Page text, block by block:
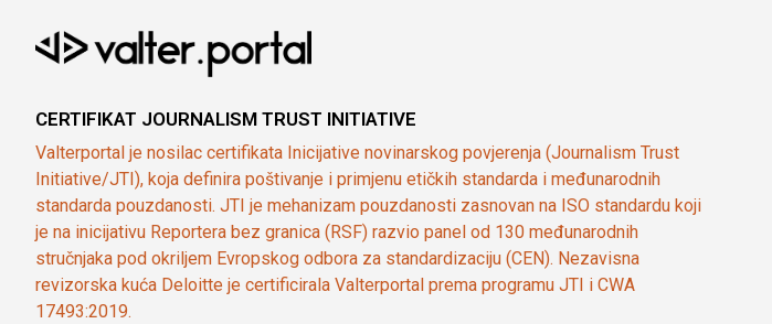
CERTIFIKAT JOURNALISM TRUST INITIATIVE
Valterportal je nosilac certifikata Inicijative novinarskog povjerenja (Journalism Trust
Initiative/JTI), koja definira poštivanje i primjenu etičkih standarda i međunarodnih
standarda pouzdanosti. JTI je mehanizam pouzdanosti zasnovan na ISO standardu koji
je na inicijativu Reportera bez granica (RSF) razvio panel od 130 međunarodnih
stručnjaka pod okriljem Evropskog odbora za standardizaciju (CEN). Nezavisna
revizorska kuća Deloitte je certificirala Valterportal prema programu JTI i CWA
17493:2019.